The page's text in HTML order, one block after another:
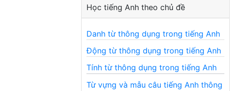
Học tiếng Anh theo chủ đề
Danh từ thông dụng trong tiếng Anh
Động từ thông dụng trong tiếng Anh
Tính từ thông dụng trong tiếng Anh
Từ vựng và mẫu câu tiếng Anh thông